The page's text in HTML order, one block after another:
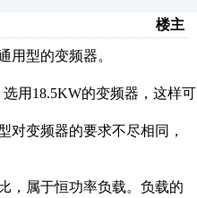
楼主
用型的变频器。
用18.5KW的变频器，这样可
对变频器的要求不尽相同，
，属于恒功率负载。负载的